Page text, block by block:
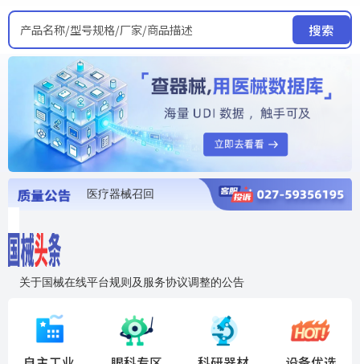
产品名称/型号规格/厂家/商品描述 搜索
医疗器械召回
关于国械在线平台规则及服务协议调整的公告
国药创研AED开启全国招商